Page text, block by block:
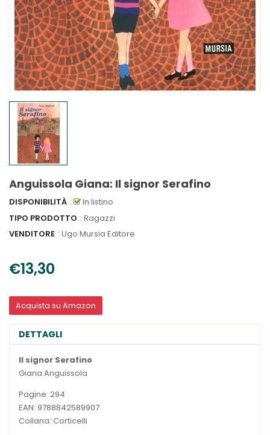
Anguissola Giana: Il signor Serafino
DISPONIBILITÀ :
In listino
TIPO PRODOTTO : Ragazzi
VENDITORE : Ugo Mursia Editore
€13,30
Acquista su Amazon
DETTAGLI
Il signor Serafino
Giana Anguissola
Pagine: 294
EAN: 9788842589907
Collana: Corticelli